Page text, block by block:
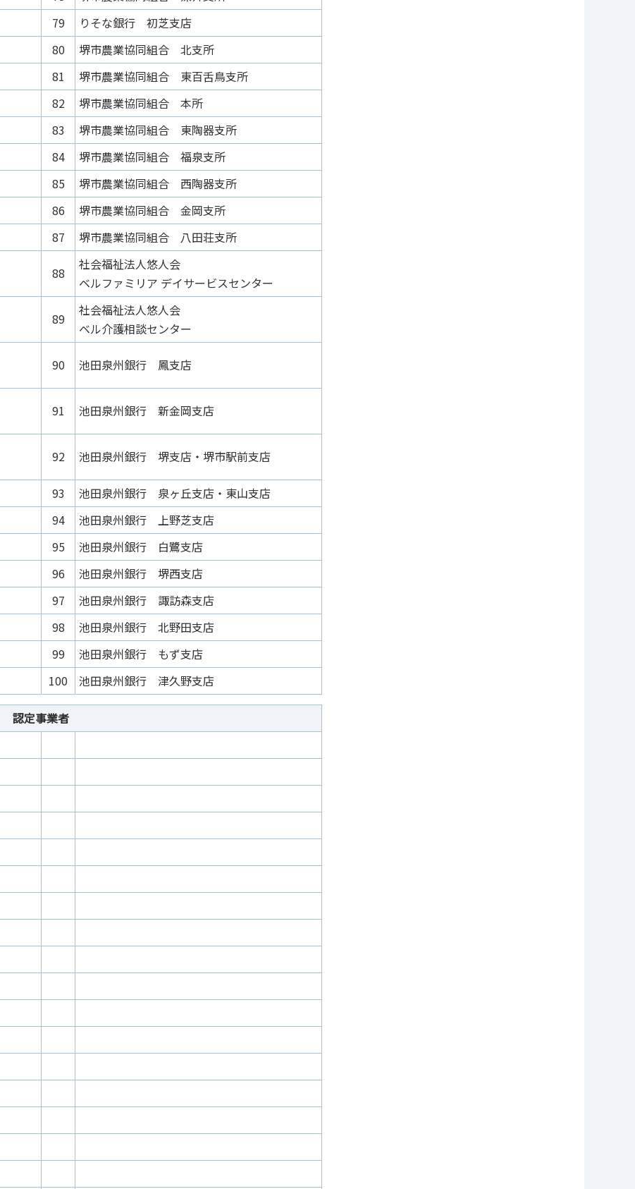
79
りそな銀行 初芝支店
80
堺市農業協同組合 北支所
81
堺市農業協同組合 東百舌鳥支所
82
堺市農業協同組合 本所
83
堺市農業協同組合 東陶器支所
84
堺市農業協同組合 福泉支所
85
堺市農業協同組合 西陶器支所
86
堺市農業協同組合 金岡支所
87 堺市農業協同組合 八田荘支所
88
社会福祉法人悠人会
ベルファミリア デイサービスセンター
89
社会福祉法人悠人会
ベル介護相談センター
90 池田泉州銀行 鳳支店
91 池田泉州銀行 新金岡支店
92 池田泉州銀行 堺支店・堺市駅前支店
93
池田泉州銀行 泉ヶ丘支店・東山支店
94
池田泉州銀行 上野芝支店
95
池田泉州銀行 白鷺支店
96
池田泉州銀行 堺西支店
97
池田泉州銀行 諏訪森支店
98
池田泉州銀行 北野田支店
99
池田泉州銀行 もず支店
100 池田泉州銀行 津久野支店
認定事業者